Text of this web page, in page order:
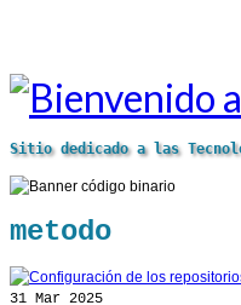
Sitio dedicado a las
metodo
31 Mar 2025